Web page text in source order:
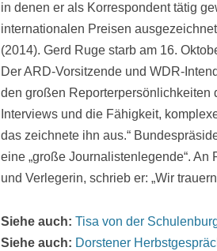
in denen er als Korrespondent tätig
internationalen Preisen
(2014). Gerd Ruge starb am 16.
Der ARD-Vorsitzende und WDR-
den großen Reporterpersönlichkeiten
Interviews und die Fähigkeit,
das zeichnete ihn aus.“
eine „große Journalistenlegende“.
und Verlegerin, schrieb er: „Wir
Siehe auch: Tisa von der
Siehe auch: Dorstener